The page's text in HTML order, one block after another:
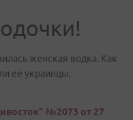
женская водка. Как
ее украинцы.
№2073 от 27